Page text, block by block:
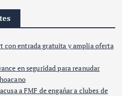
con entrada gratuita y amplia oferta
en seguridad para reanudar
a FMF de engañar a clubes de